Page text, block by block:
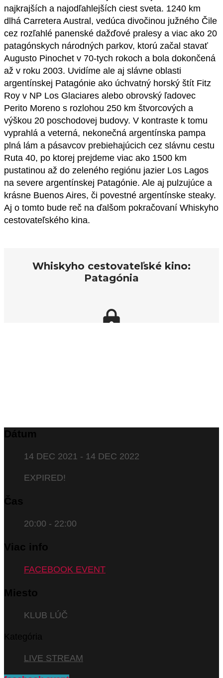
najkrajších a najodľahlejších ciest sveta. 1240 km
dlhá Carretera Austral, vedúca divočinou južného Čile
cez rozľahlé panenské dažďové pralesy a viac ako 20
patagónskych národných parkov, ktorú začal stavať
Augusto Pinochet v 70-tych rokoch a bola dokončená
až v roku 2003. Uvidíme ale aj slávne oblasti
argentínskej Patagónie ako úchvatný horský štít Fitz
Roy v NP Los Glaciares alebo obrovský ľadovec
Perito Moreno s rozlohou 250 km štvorcových a
výškou 20 poschodovej budovy. V kontraste k tomu
vyprahlá a veterná, nekonečná argentínska pampa
plná lám a pásavcov prebiehajúcich cez slávnu cestu
Ruta 40, po ktorej prejdeme viac ako 1500 km
pustatinou až do zeleného regiónu jazier Los Lagos
na severe argentínskej Patagónie. Ale aj pulzujúce a
krásne Buenos Aires, či povestné argentínske steaky.
Aj o tomto bude reč na ďalšom pokračovaní Whiskyho
cestovateľského kina.
Dátum
14 DEC 2021 - 14 DEC 2022
EXPIRED!
Čas
20:00 - 22:00
Viac info
FACEBOOK EVENT
Miesto
KLUB LÚČ
Kategória
LIVE STREAM